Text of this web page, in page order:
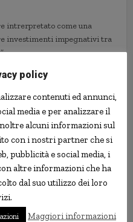
intrerpretato come una
investimenti impegnativi tra
USA
policy
contenuti ed annunci,
media e per analizzare il
alcuni informazioni sul
con i nostri partner che si
pubblicità e social media, i
altre informazioni che ha
dal suo utilizzo dei loro
Maggiori informazioni